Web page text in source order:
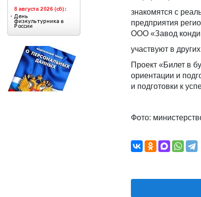
знакомятся с
предприятия
ООО «Завод
участвуют в
Проект «Билет в
ориентации и
и подготовки к
Фото: